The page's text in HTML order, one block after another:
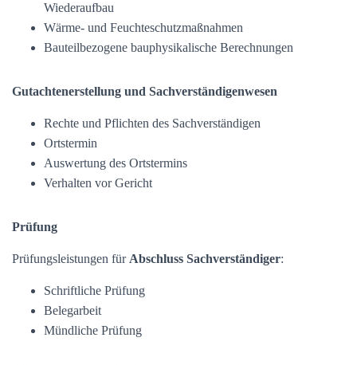
Wiederaufbau
Wärme- und Feuchteschutzmaßnahmen
Bauteilbezogene bauphysikalische Berechnungen
Gutachtenerstellung und Sachverständigenwesen
Rechte und Pflichten des Sachverständigen
Ortstermin
Auswertung des Ortstermins
Verhalten vor Gericht
Prüfung
Prüfungsleistungen für Abschluss Sachverständiger:
Schriftliche Prüfung
Belegarbeit
Mündliche Prüfung